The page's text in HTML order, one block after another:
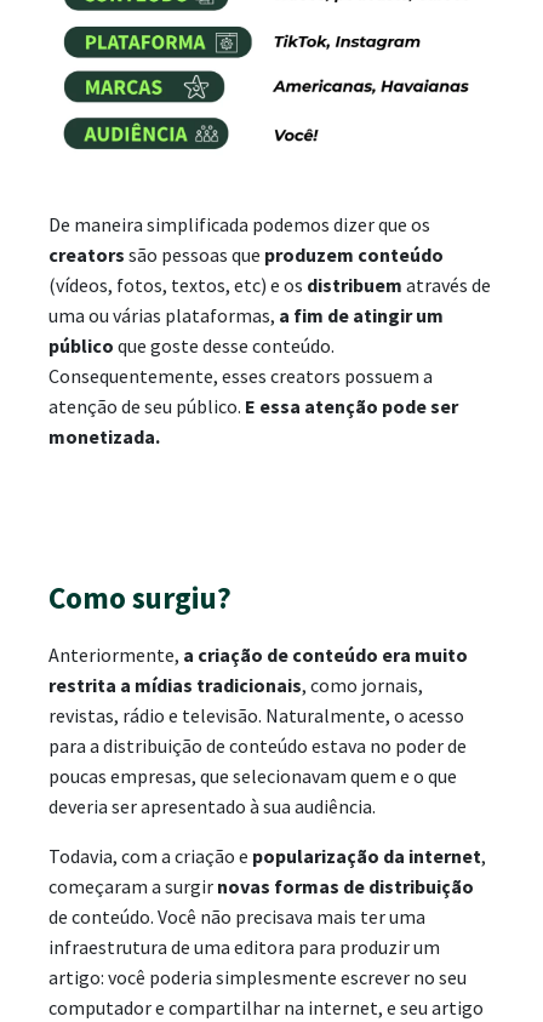
De maneira simplificada podemos dizer que os
creators são pessoas que produzem conteúdo
(vídeos, fotos, textos, etc) e os distribuem através de
uma ou várias plataformas, a fim de atingir um
público que goste desse conteúdo.
Consequentemente, esses creators possuem a
atenção de seu público. E essa atenção pode ser
monetizada.
Como surgiu?
Anteriormente, a criação de conteúdo era muito
restrita a mídias tradicionais, como jornais,
revistas, rádio e televisão. Naturalmente, o acesso
para a distribuição de conteúdo estava no poder de
poucas empresas, que selecionavam quem e o que
deveria ser apresentado à sua audiência.
Todavia, com a criação e popularização da internet,
começaram a surgir novas formas de distribuição
de conteúdo. Você não precisava mais ter uma
infraestrutura de uma editora para produzir um
artigo: você poderia simplesmente escrever no seu
computador e compartilhar na internet, e seu artigo